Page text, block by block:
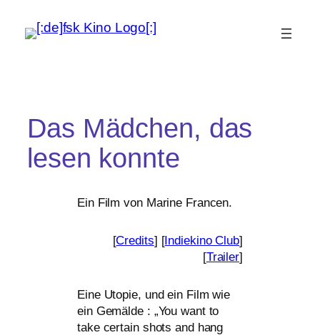
Das Mädchen, das
lesen konnte
Ein Film von Marine Francen.
[Credits] [Indiekino Club]
[Trailer]
Eine Utopie, und ein Film wie
ein Gemälde : „You want to
take cer­tain shots and hang